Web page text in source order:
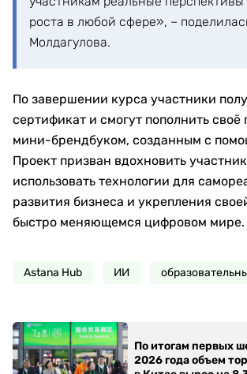
роста в любой сфере», –
Молдагулова.
По завершении курса участники
сертификат и смогут пополнить своё
мини-брендбуком, созданным с
Проект призван вдохновить
использовать технологии для
развития бизнеса и укрепления
быстро меняющемся цифровом мире.
Astana Hub ИИ
По итогам первых
2026 года объем